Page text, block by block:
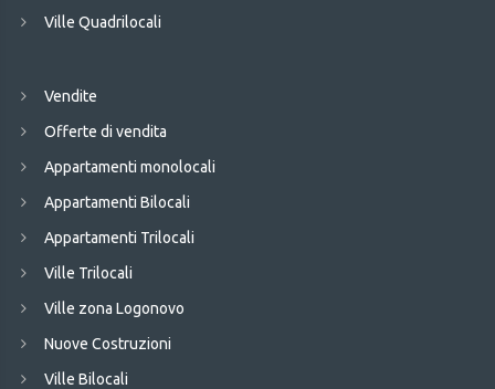
Ville Quadrilocali
Vendite
Offerte di vendita
Appartamenti monolocali
Appartamenti Bilocali
Appartamenti Trilocali
Ville Trilocali
Ville zona Logonovo
Nuove Costruzioni
Ville Bilocali